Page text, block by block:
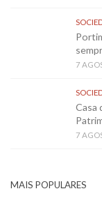
7
Casa
7
MAIS POPULARES